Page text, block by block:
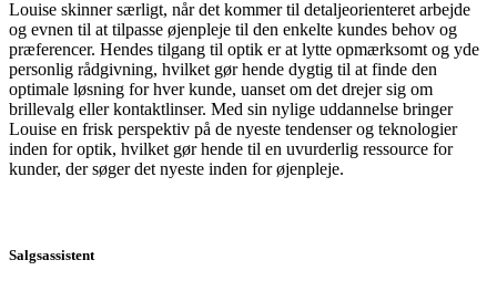
Louise skinner særligt, når det kommer til detaljeorienteret arbejde
og evnen til at tilpasse øjenpleje til den enkelte kundes behov og
præferencer. Hendes tilgang til optik er at lytte opmærksomt og yde
personlig rådgivning, hvilket gør hende dygtig til at finde den
optimale løsning for hver kunde, uanset om det drejer sig om
brillevalg eller kontaktlinser. Med sin nylige uddannelse bringer
Louise en frisk perspektiv på de nyeste tendenser og teknologier
inden for optik, hvilket gør hende til en uvurderlig ressource for
kunder, der søger det nyeste inden for øjenpleje.
Salgsassistent